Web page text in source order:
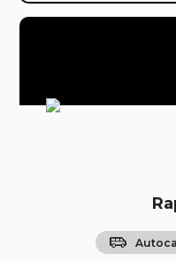
airport_shuttle